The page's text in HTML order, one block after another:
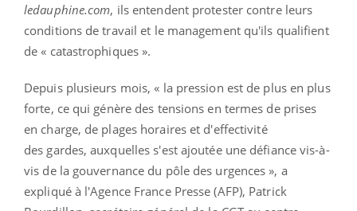
ledauphine.com, ils entendent protester contre leurs
conditions de travail et le management qu'ils qualifient
de « catastrophiques ».
Depuis plusieurs mois, « la pression est de plus en plus
forte, ce qui génère des tensions en termes de prises
en charge, de plages horaires et d'effectivité
des gardes, auxquelles s'est ajoutée une défiance vis-à-
vis de la gouvernance du pôle des urgences », a
expliqué à l'Agence France Presse (AFP), Patrick